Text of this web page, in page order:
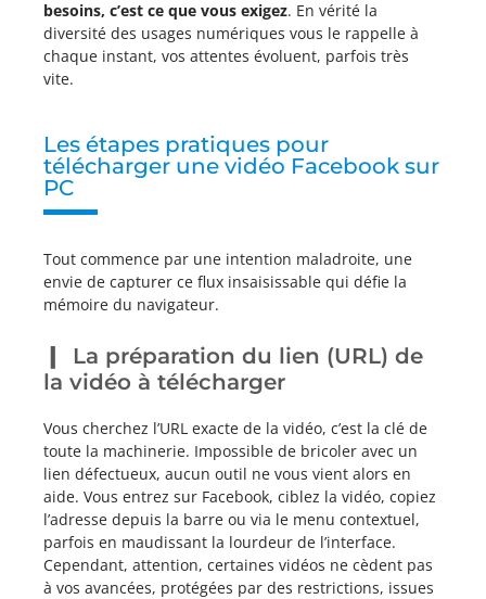
besoins, c’est ce que vous exigez. En vérité la
diversité des usages numériques vous le rappelle à
chaque instant, vos attentes évoluent, parfois très
vite.
Les étapes pratiques pour
télécharger une vidéo Facebook sur
PC
Tout commence par une intention maladroite, une
envie de capturer ce flux insaisissable qui défie la
mémoire du navigateur.
La préparation du lien (URL) de
la vidéo à télécharger
Vous cherchez l’URL exacte de la vidéo, c’est la clé de
toute la machinerie. Impossible de bricoler avec un
lien défectueux, aucun outil ne vous vient alors en
aide. Vous entrez sur Facebook, ciblez la vidéo, copiez
l’adresse depuis la barre ou via le menu contextuel,
parfois en maudissant la lourdeur de l’interface.
Cependant, attention, certaines vidéos ne cèdent pas
à vos avancées, protégées par des restrictions, issues